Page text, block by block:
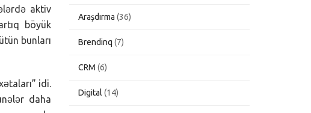
aktiv
böyük
bunları
idi.
daha
Araşdırma (36)
Brendinq (7)
CRM (6)
Digital (14)